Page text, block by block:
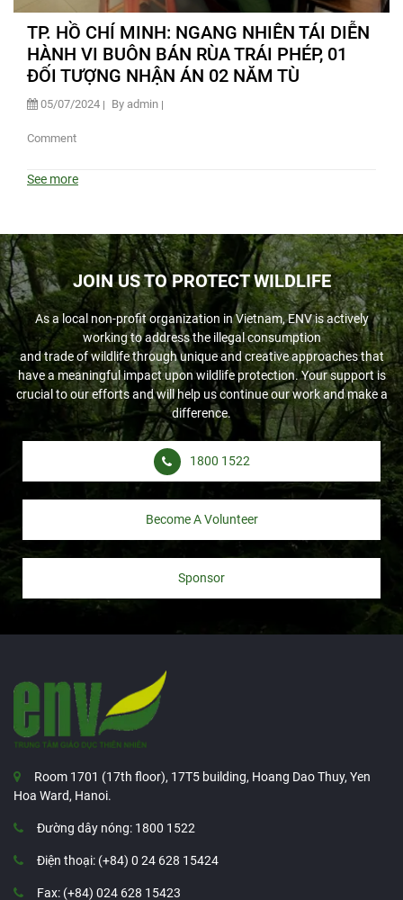
TP. HỒ CHÍ MINH: NGANG NHIÊN TÁI DIỄN
HÀNH VI BUÔN BÁN RÙA TRÁI PHÉP, 01
ĐỐI TƯỢNG NHẬN ÁN 02 NĂM TÙ
05/07/2024 By admin
Comment
See more
JOIN US TO PROTECT WILDLIFE
As a local non-profit organization in Vietnam, ENV is actively
working to address the illegal consumption
and trade of wildlife through unique and creative approaches that
have a meaningful impact upon wildlife protection. Your support is
crucial to our efforts and will help us continue our work and make a
difference.
1800 1522
Become A Volunteer
Sponsor
Room 1701 (17th floor), 17T5 building, Hoang Dao Thuy, Yen
Hoa Ward, Hanoi.
Đường dây nóng: 1800 1522
Điện thoại: (+84) 0 24 628 15424
Fax: (+84) 024 628 15423